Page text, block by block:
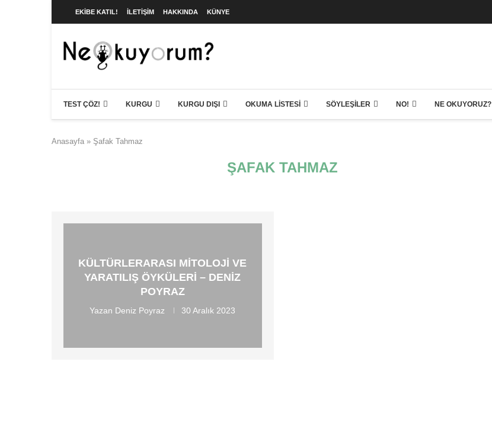
EKIBE KATIL! İLETIŞIM HAKKINDA KÜNYE
TEST ÇÖZ! KURGU KURGU DIŞI OKUMA LISTESI SÖYLEŞILER NO! NE OKUYORUZ?
Anasayfa » Şafak Tahmaz
ŞAFAK TAHMAZ
KÜLTÜRLERARASI MITOLOJI VE
YARATILIŞ ÖYKÜLERI – DENIZ
POYRAZ
Yazan Deniz Poyraz 30 Aralık 2023